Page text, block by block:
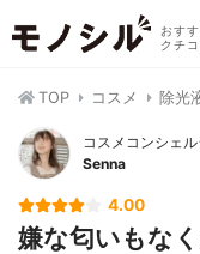
おす
クチ
TOP コスメ 除光
コスメコンシェ
Senna
4.00
嫌な匂いもな